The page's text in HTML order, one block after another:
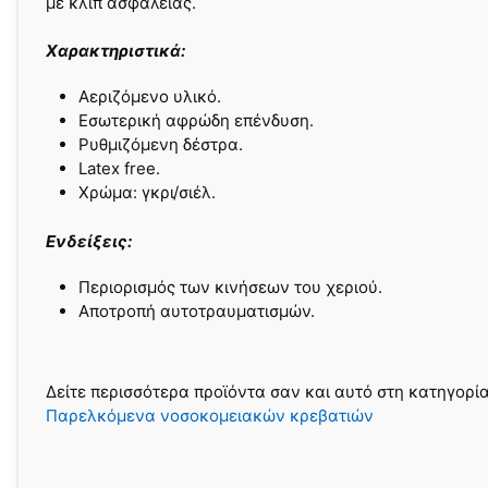
Χαρακτηριστικά:
Αεριζόμενο υλικό.
Εσωτερική αφρώδη επένδυση.
Ρυθμιζόμενη δέστρα.
Latex free.
Χρώμα: γκρι/σιέλ.
Ενδείξεις:
Περιορισμός των κινήσεων του χεριού.
Αποτροπή αυτοτραυματισμών.
Δείτε περισσότερα προϊόντα σαν και αυτό στη
Παρελκόμενα νοσοκομειακών κρεβατιών